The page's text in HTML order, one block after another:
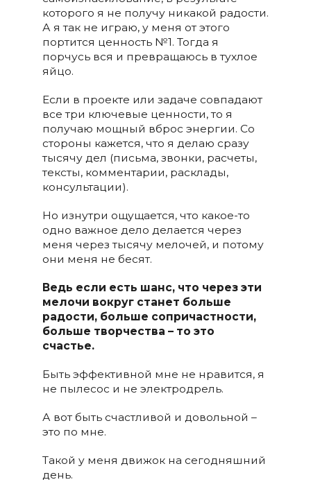
которого я не получу никакой радости.
А я так не играю, у меня от этого
портится ценность №1. Тогда я
порчусь вся и превращаюсь в тухлое
яйцо.
Если в проекте или задаче совпадают
все три ключевые ценности, то я
получаю мощный вброс энергии. Со
стороны кажется, что я делаю сразу
тысячу дел (письма, звонки, расчеты,
тексты, комментарии, расклады,
консультации).
Но изнутри ощущается, что какое-то
одно важное дело делается через
меня через тысячу мелочей, и потому
они меня не бесят.
Ведь если есть шанс, что через эти
мелочи вокруг станет больше
радости, больше сопричастности,
больше творчества – то это
счастье.
Быть эффективной мне не нравится, я
не пылесос и не электродрель.
А вот быть счастливой и довольной –
это по мне.
Такой у меня движок на сегодняшний
день.